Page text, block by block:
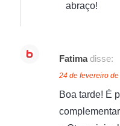
abraço!
Fatima disse:
24 de fevereiro
Boa tarde! É